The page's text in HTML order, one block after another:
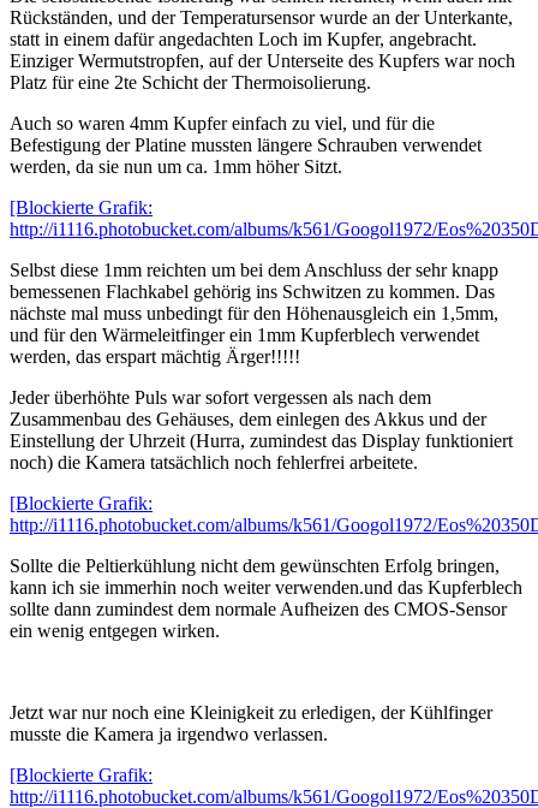
Rückständen, und der Temperatursensor wurde an der Unterkante,
statt in einem dafür angedachten Loch im Kupfer, angebracht.
Einziger Wermutstropfen, auf der Unterseite des Kupfers war noch
Platz für eine 2te Schicht der Thermoisolierung.
Auch so waren 4mm Kupfer einfach zu viel, und für die
Befestigung der Platine mussten längere Schrauben verwendet
werden, da sie nun um ca. 1mm höher Sitzt.
[Blockierte Grafik:
http://i1116.photobucket.com/albums/k561/Googol1972/
Selbst diese 1mm reichten um bei dem Anschluss der sehr knapp
bemessenen Flachkabel gehörig ins Schwitzen zu kommen. Das
nächste mal muss unbedingt für den Höhenausgleich ein 1,5mm,
und für den Wärmeleitfinger ein 1mm Kupferblech verwendet
werden, das erspart mächtig Ärger!!!!!
Jeder überhöhte Puls war sofort vergessen als nach dem
Zusammenbau des Gehäuses, dem einlegen des Akkus und der
Einstellung der Uhrzeit (Hurra, zumindest das Display funktioniert
noch) die Kamera tatsächlich noch fehlerfrei arbeitete.
[Blockierte Grafik:
http://i1116.photobucket.com/albums/k561/Googol1972/
Sollte die Peltierkühlung nicht dem gewünschten Erfolg bringen,
kann ich sie immerhin noch weiter verwenden.und das Kupferblech
sollte dann zumindest dem normale Aufheizen des CMOS-Sensor
ein wenig entgegen wirken.
Jetzt war nur noch eine Kleinigkeit zu erledigen, der Kühlfinger
musste die Kamera ja irgendwo verlassen.
[Blockierte Grafik:
http://i1116.photobucket.com/albums/k561/Googol1972/